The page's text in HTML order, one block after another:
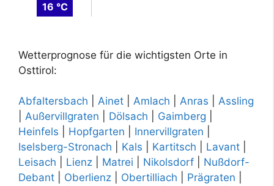
16 °C
Wetterprognose für die wichtigsten Orte in
Osttirol:
Abfaltersbach Ainet Amlach Anras
Assling
Außervillgraten Dölsach Gaimberg
Heinfels
Hopfgarten Innervillgraten
Iselsberg-Stronach
Kals Kartitsch Lavant
Leisach
Lienz Matrei Nikolsdorf
Nußdorf-
Debant
Oberlienz Obertilliach Prägraten